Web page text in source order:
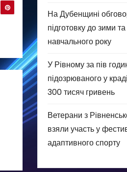
На Дубенщині
підготовку до зими
навчального року
У Рівному за пів
підозрюваного у
300 тисяч гривень
Ветерани з
взяли участь у
адаптивного спорту